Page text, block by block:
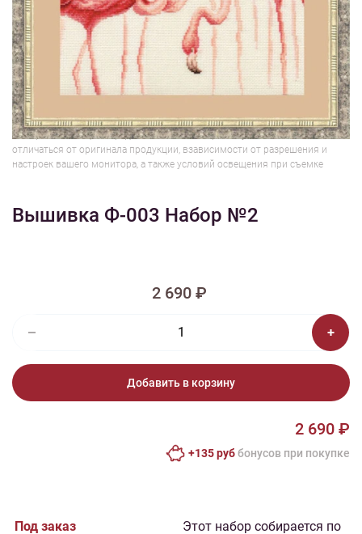
1/2
Изображения и цвет представленного товара могут незначительно
отличаться от оригинала продукции, взависимости от разрешения и
настроек вашего монитора, а также условий освещения при съемке
Вышивка Ф-003 Набор №2
2 690 ₽
Добавить в корзину
2 690 ₽
+135 руббонусов при покупке
Под заказ
Этот набор собирается по